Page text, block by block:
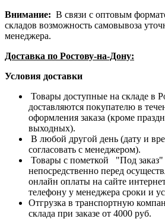
Внимание: В связи с оптовым
складов возможность самовывоза
менеджера.
Доставка по Ростову-на-Дону:
Условия доставки
Товары доступные на складе в
доставляются покупателю в
оформления заказа (кроме
выходных).
В любой другой день (дату и
согласовать с менеджером).
Товары с пометкой "Под
непосредственно перед
онлайн оплаты на сайте
телефону у менеджера сроки и
Отгрузка в транспортную
склада при заказе от 4000 руб.